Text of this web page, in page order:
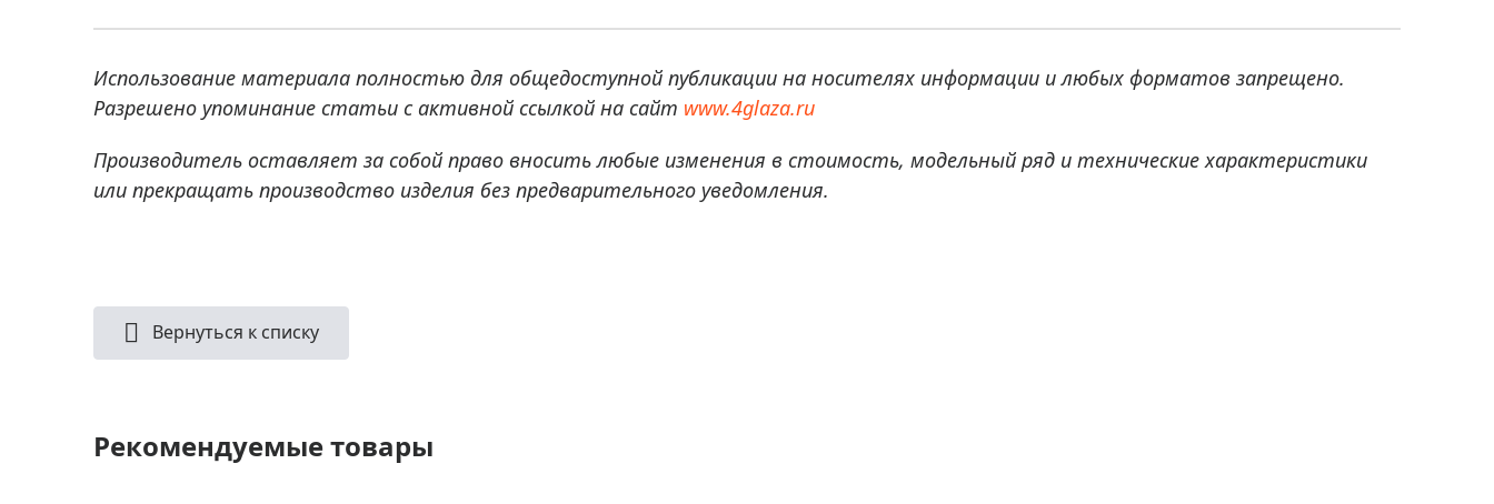
Использование материала полностью для общедоступной публикации на носителях информации и любых форматов запрещено.
Разрешено упоминание статьи с активной ссылкой на сайт www.4glaza.ru
Производитель оставляет за собой право вносить любые изменения в стоимость, модельный ряд и технические характеристики
или прекращать производство изделия без предварительного уведомления.
Вернуться к списку
Рекомендуемые товары